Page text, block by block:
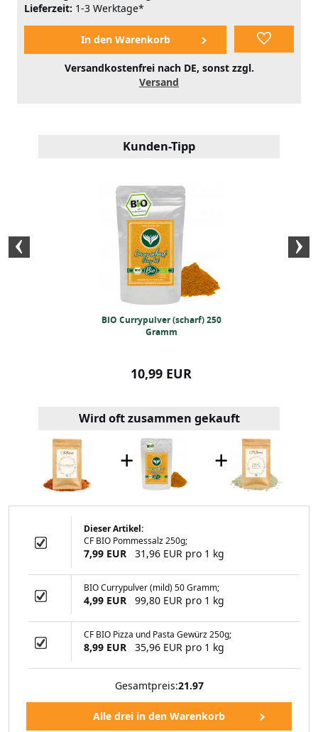
Lieferzeit: 1-3 Werktage*
Versandkostenfrei nach DE, sonst zzgl.
Versand
Kunden-Tipp
BIO Currypulver (scharf) 250
Gramm
10,99 EUR
(scharf) 250
EUR
Wird oft zusammen gekauft
+ +
Dieser Artikel:
CF BIO Pommessalz 250g;
7,99 EUR 31,96 EUR pro 1 kg
BIO Currypulver (mild) 50 Gramm;
4,99 EUR 99,80 EUR pro 1 kg
CF BIO Pizza und Pasta Gewürz 250g;
8,99 EUR 35,96 EUR pro 1 kg
Gesamtpreis:21.97